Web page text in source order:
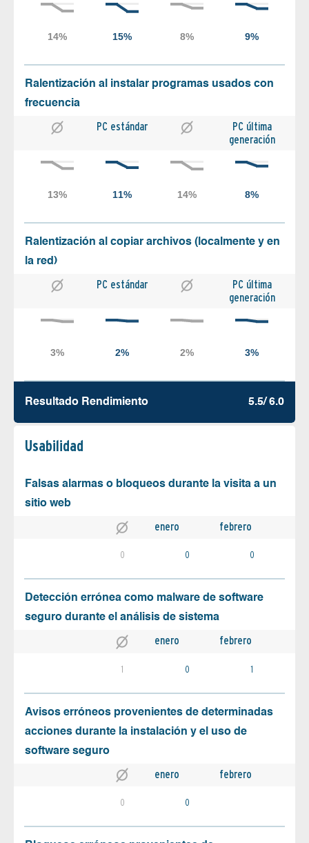
Ralentización al instalar programas usados con
frecuencia
PC estándar
PC última
generación
Ralentización al copiar archivos (localmente y en
la red)
PC estándar
PC última
generación
Resultado Rendimiento 5.5/ 6.0
Usabilidad
Falsas alarmas o bloqueos durante la visita a un
sitio web
enero febrero
0 0 0
Detección errónea como malware de software
seguro durante el análisis de sistema
enero febrero
1 0 1
Avisos erróneos provenientes de determinadas
acciones durante la instalación y el uso de
software seguro
enero febrero
0 0